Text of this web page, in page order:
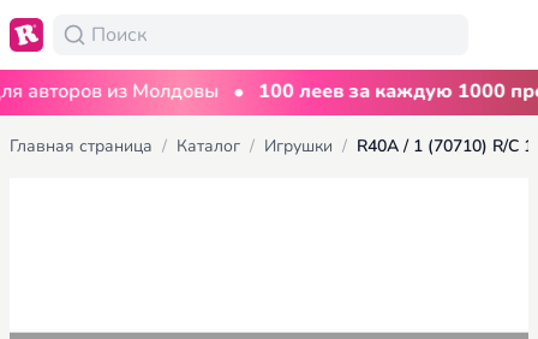
из Молдовы • 100 леев за каждую 1000
Главная страница / Каталог / Игрушки /